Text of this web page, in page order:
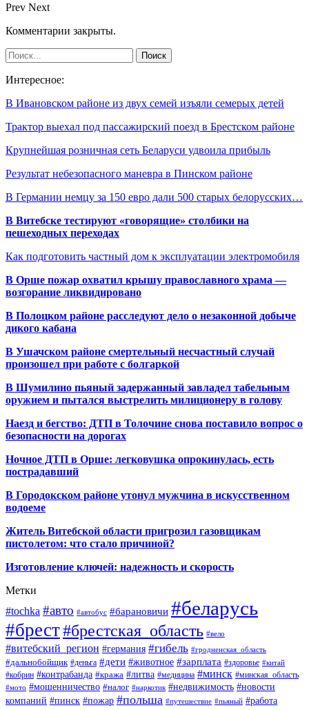
Prev Next
Комментарии закрыты.
Интересное:
В Ивановском районе из двух семей изъяли семерых детей
Трактор выехал под пассажирский поезд в Брестском районе
Крупнейшая розничная сеть Беларуси удвоила прибыль
Результат небезопасного маневра в Пинском районе
В Германии немцу за 150 евро дали 500 старых белорусских…
В Витебске тестируют «говорящие» столбики на
пешеходных переходах
Как подготовить частный дом к эксплуатации электромобиля
В Орше пожар охватил крышу православного храма —
возгорание ликвидировано
В Полоцком районе расследуют дело о незаконной добыче
дикого кабана
В Ушачском районе смертельный несчастный случай
произошел при работе с болгаркой
В Шумилино пьяный задержанный завладел табельным
оружием и пытался выстрелить милиционеру в голову
Наезд и бегство: ДТП в Толочине снова поставило вопрос о
безопасности на дорогах
Ночное ДТП в Орше: легковушка опрокинулась, есть
пострадавший
В Городокском районе утонул мужчина в искусственном
водоеме
Житель Витебской области пригрозил газовщикам
пистолетом: что стало причиной?
Изготовление ключей: надежность и скорость
Метки
#tochka #авто #автобус #барановичи #беларусь
#брест#брестская_область #вело
#витебский_регион #германия #гибель #гродненская_область
#дальнобойщик #деньга #дети #животное #зарплата #здоровье #китай
#кобрин #контрабанда #кража #литва #медицина #минск #минская_область
#мото #мошенничество #налог #наркотик #недвижимость #новости
компаний #пинск #пожар #польша #путешествие #пьяный #работа